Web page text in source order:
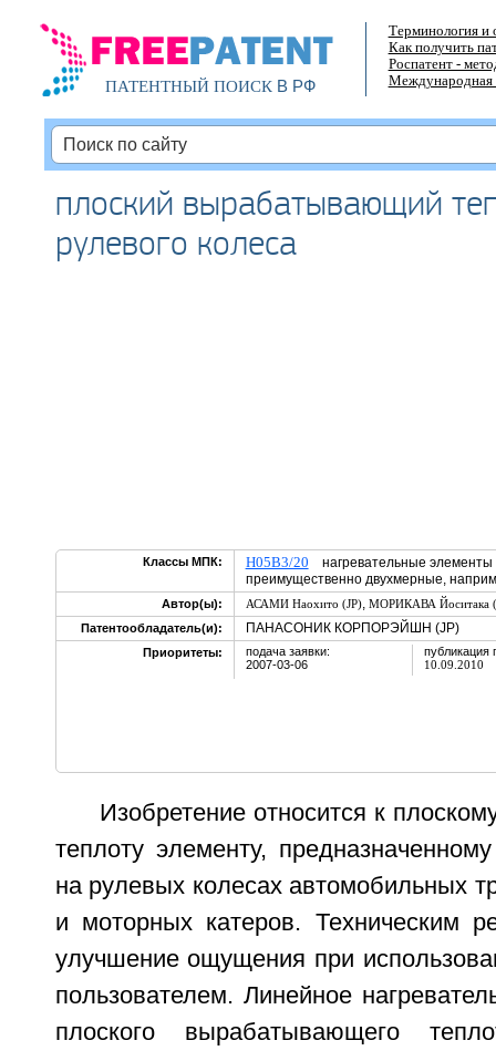
ПАТЕНТНЫЙ ПОИСКВ РФ
Терминология и
Как получить
Роспатент -
Международная
плоский вырабатывающий
рулевого колеса
Классы МПК: H05B3/20 нагревательные элементы
преимущественно двухмерные,
Автор(ы): АСАМИ Наохито (JP), МОРИКАВА Йоситака
Патентообладатель(и):
ПАНАСОНИК КОРПОРЭЙШН (JP)
Приоритеты:
подача заявки:
2007-03-06
публикация
10.09.2010
Изобретение относится к
теплоту элементу,
на рулевых колесах автомобильных
и моторных катеров. Техническим
улучшение ощущения при
пользователем. Линейное
плоского вырабатывающего